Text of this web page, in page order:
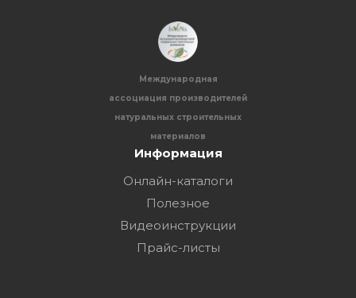
Международная
ассоциация производителей
натуральных строительных
материалов
Информация
Онлайн-каталоги
Полезное
Видеоинструкции
Прайс-листы